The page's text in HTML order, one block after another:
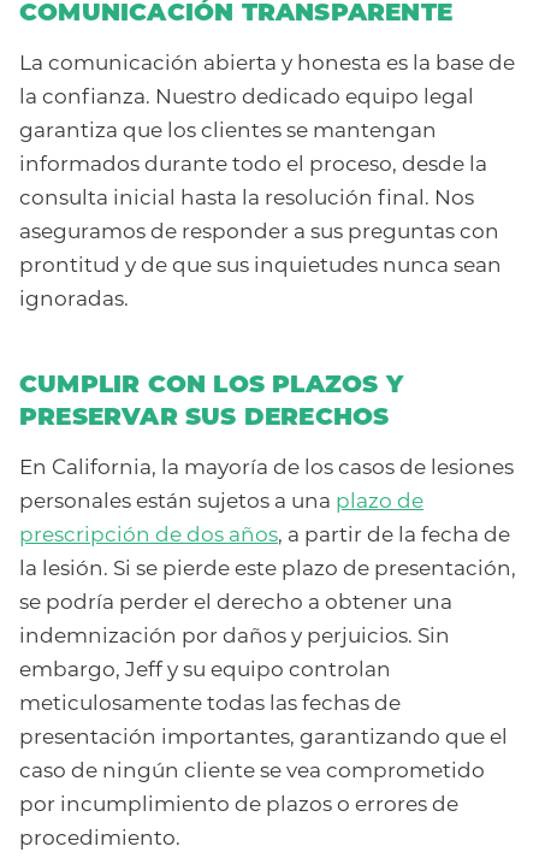
COMUNICACIÓN TRANSPARENTE
La comunicación abierta y honesta es la base de
la confianza. Nuestro dedicado equipo legal
garantiza que los clientes se mantengan
informados durante todo el proceso, desde la
consulta inicial hasta la resolución final. Nos
aseguramos de responder a sus preguntas con
prontitud y de que sus inquietudes nunca sean
ignoradas.
CUMPLIR CON LOS PLAZOS Y
PRESERVAR SUS DERECHOS
En California, la mayoría de los casos de lesiones
personales están sujetos a una plazo de
prescripción de dos años, a partir de la fecha de
la lesión. Si se pierde este plazo de presentación,
se podría perder el derecho a obtener una
indemnización por daños y perjuicios. Sin
embargo, Jeff y su equipo controlan
meticulosamente todas las fechas de
presentación importantes, garantizando que el
caso de ningún cliente se vea comprometido
por incumplimiento de plazos o errores de
procedimiento.